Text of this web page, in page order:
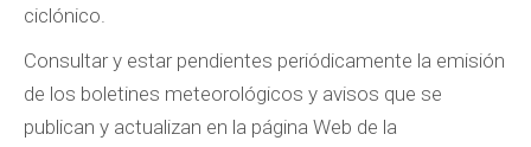
ciclónico.
Consultar y estar pendientes periódicamente la emisión
de los boletines meteorológicos y avisos que se
publican y actualizan en la página Web de la